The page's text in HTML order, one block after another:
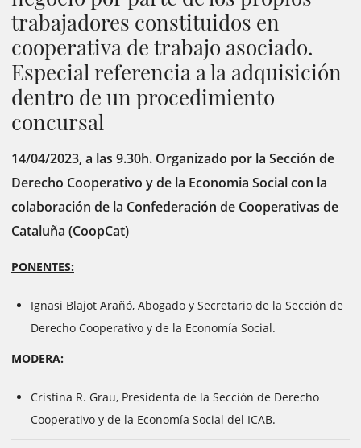
trabajadores constituidos en
cooperativa de trabajo asociado.
Especial referencia a la adquisición
dentro de un procedimiento
concursal
14/04/2023, a las 9.30h. Organizado por la Sección de
Derecho Cooperativo y de la Economia Social con la
colaboración de la Confederación de Cooperativas de
Cataluña (CoopCat)
PONENTES:
Ignasi Blajot Arañó, Abogado y Secretario de la Sección de
Derecho Cooperativo y de la Economía Social.
MODERA:
Cristina R. Grau, Presidenta de la Sección de Derecho
Cooperativo y de la Economía Social del ICAB.